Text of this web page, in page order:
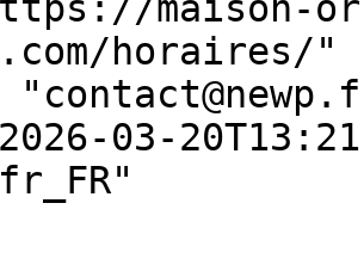
horaires/"
03-